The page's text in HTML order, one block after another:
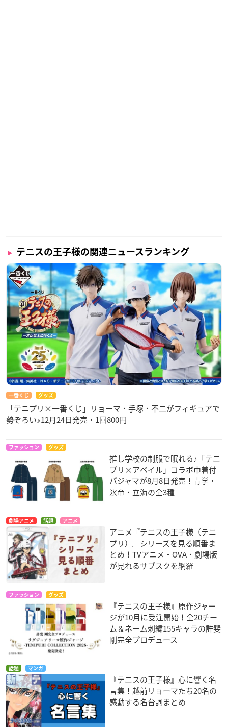
テニスの王子様の関連ニュースランキング
一番くじ グッズ
「テニプリ×一番くじ」リョーマ・手塚・不二がフィギュアで
勢ぞろい♪12月24日発売・1回800円
ファッション グッズ
推し学校の制服で眠れる♪「テニ
プリ×アベイル」コラボ巾着付
パジャマが8月8日発売！青学・
氷帝・立海の全3種
劇場アニメ 話題 アニメ
アニメ『テニスの王子様（テニ
プリ）』シリーズを見る順番ま
とめ！TVアニメ・OVA・劇場版
が見れるサブスクを網羅
ファッション グッズ
『テニスの王子様』原作ジャー
ジが10月に受注開始！全20チー
ム＆ネーム刺繍155キャラの許斐
剛完全プロデュース
話題 マンガ
『テニスの王子様』心に響く名
言集！越前リョーマたち20名の
感動する名台詞まとめ